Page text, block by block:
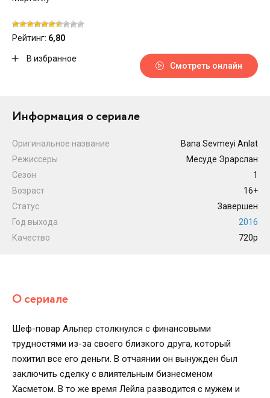
Рейтинг: 6,80
В избранное
Смотреть онлайн
Информация о сериале
Оригинальное название
Bana Sevmeyi Anlat
Режиссеры
Месуде Эрарслан
Сезон
1
Возраст
16+
Статус
Завершен
Год выхода
2016
Качество
720p
О сериале
Шеф-повар Альпер столкнулся с финансовыми
трудностями из-за своего близкого друга, который
похитил все его деньги. В отчаянии он вынужден был
заключить сделку с влиятельным бизнесменом
Хасметом. В то же время Лейла разводится с мужем и